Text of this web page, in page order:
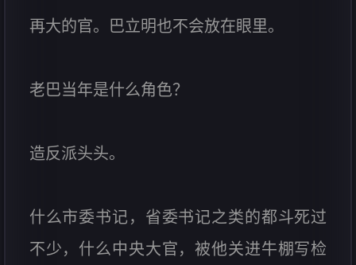
再大的官。巴立明也不会放在眼里。
老巴当年是什么角色？
造反派头头。
什么市委书记，省委书记之类的都斗死过
不少，什么中央大官，被他关进牛棚写检